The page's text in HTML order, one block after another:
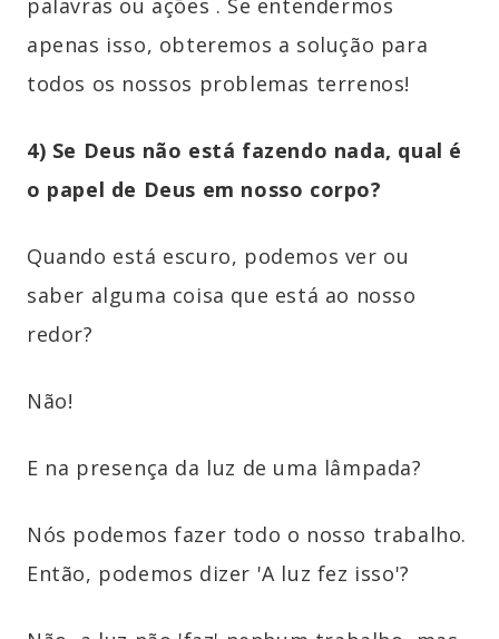
palavras ou ações . Se entendermos
apenas isso, obteremos a solução para
todos os nossos problemas terrenos!
4) Se Deus não está fazendo nada, qual é
o papel de Deus em nosso corpo?
Quando está escuro, podemos ver ou
saber alguma coisa que está ao nosso
redor?
Não!
E na presença da luz de uma lâmpada?
Nós podemos fazer todo o nosso trabalho.
Então, podemos dizer 'A luz fez isso'?